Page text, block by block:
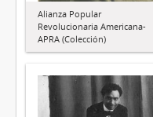
Alianza Popular
Revolucionaria Americana-
APRA (Colección)